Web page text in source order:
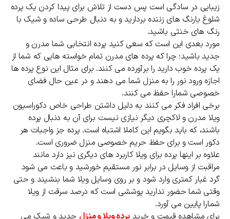
زیبایی در سادگی است پس دست از تلاش برای پیدا کردن یک پرده
شلوغ بارنگ های زننده بردارید و به دنبال طرحی ساده و شیک با
رنگ های خنثی باشید.
مورد بعدی این است که سعی کنید پرده انتخابی شما مدرن و
جدید باشید؛ چرا که پرده های مدرن تمام خواسته هایی که شما از
یک پرده خوب دارید را برآورده می کنند. برای مثال این نوع پرده ها
اجازه ورود نور را به منزل شما می دهند و در عین حال فضای
خصوصی شمارا حفظ می کنند.
برخی افراد فکر می کنند به دلیل داشتن طراحی خاص دکوراسیون
ویلا مدرن و لاکچری دیگر نیازی نیست برای آن به دنبال پرده
باشند، که باید بگویم این کاملا اشتباه است. پرده جز واجبات هر
دکور است و برای حفظ حریم خصوصی منزل ضروری است.
علاوه بر اینها پرده برای ویلا کاربرد های دیگری نیز دارد مانند
مراقبت از وسایل در برابر نور مستقیم خورشید و باعث می شود
گرد غبار کمتری وارد شود و بر روی وسایل ویلا شما بنشیند و حتی
وقتی شما حضور ندارید پوششی است که درصد سرقت از ویلا
شمارا پایین می آورد.